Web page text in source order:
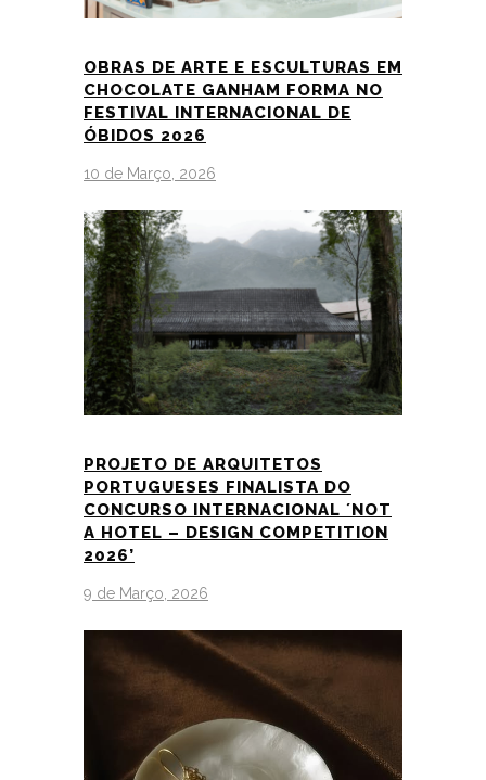
OBRAS DE ARTE E ESCULTURAS EM
CHOCOLATE GANHAM FORMA NO
FESTIVAL INTERNACIONAL DE
ÓBIDOS 2026
10 de Março, 2026
PROJETO DE ARQUITETOS
PORTUGUESES FINALISTA DO
CONCURSO INTERNACIONAL ´NOT
A HOTEL – DESIGN COMPETITION
2026’
9 de Março, 2026